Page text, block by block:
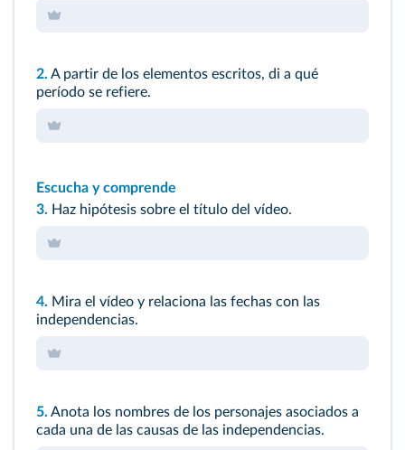
2. A partir de los elementos escritos, di a qué
período se refiere.
Escucha y comprende
3. Haz hipótesis sobre el título del vídeo.
4. Mira el vídeo y relaciona las fechas con las
independencias.
5. Anota los nombres de los personajes asociados a
cada una de las causas de las independencias.